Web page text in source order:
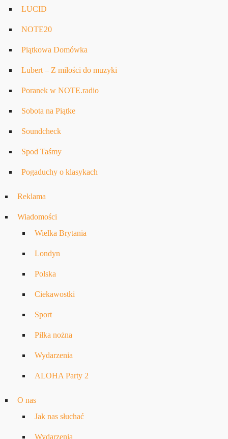
LUCID
NOTE20
Piątkowa Domówka
Lubert – Z miłości do muzyki
Poranek w NOTE.radio
Sobota na Piątke
Soundcheck
Spod Taśmy
Pogaduchy o klasykach
Reklama
Wiadomości
Wielka Brytania
Londyn
Polska
Ciekawostki
Sport
Piłka nożna
Wydarzenia
ALOHA Party 2
O nas
Jak nas słuchać
Wydarzenia